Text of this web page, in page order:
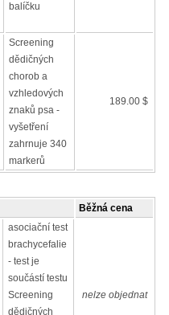
balíčku
Screening
dědičných
chorob a
vzhledových
znaků psa -
vyšetření
zahrnuje 340
markerů
189.00 $
Běžná cena
asociační test
brachycefalie
- test je
součástí testu
Screening
dědičných
nelze objednat